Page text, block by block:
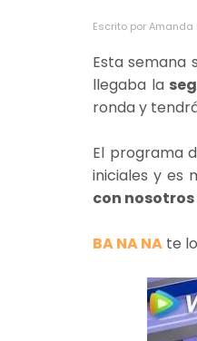
Escrito por Amanda
Esta semana
llegaba la
ronda y
El programa
iniciales y es
con
BA NA NA te